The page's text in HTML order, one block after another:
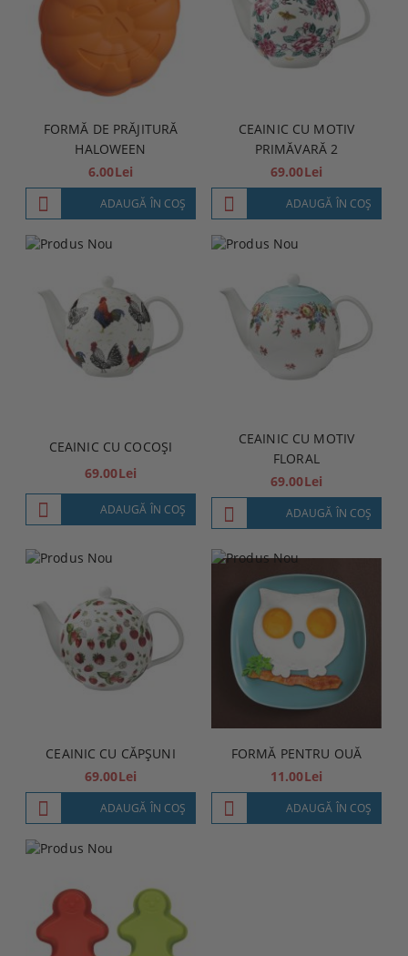
FORMĂ DE PRĂJITURĂ
HALOWEEN
6.00Lei
ADAUGĂ ÎN COŞ
CEAINIC CU MOTIV
PRIMĂVARĂ 2
69.00Lei
ADAUGĂ ÎN COŞ
CEAINIC CU COCOȘI
69.00Lei
ADAUGĂ ÎN COŞ
CEAINIC CU MOTIV
FLORAL
69.00Lei
ADAUGĂ ÎN COŞ
CEAINIC CU CĂPȘUNI
69.00Lei
ADAUGĂ ÎN COŞ
FORMĂ PENTRU OUĂ
11.00Lei
ADAUGĂ ÎN COŞ